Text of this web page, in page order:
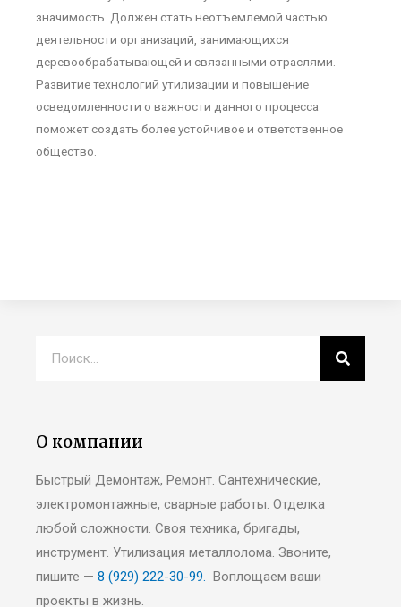
значимость. Должен стать неотъемлемой частью
деятельности организаций, занимающихся
деревообрабатывающей и связанными отраслями.
Развитие технологий утилизации и повышение
осведомленности о важности данного процесса
поможет создать более устойчивое и ответственное
общество.
О компании
Быстрый Демонтаж, Ремонт. Сантехнические,
электромонтажные, сварные работы. Отделка
любой сложности. Своя техника, бригады,
инструмент. Утилизация металлолома. Звоните,
пишите — 8 (929) 222-30-99. Воплощаем ваши
проекты в жизнь.